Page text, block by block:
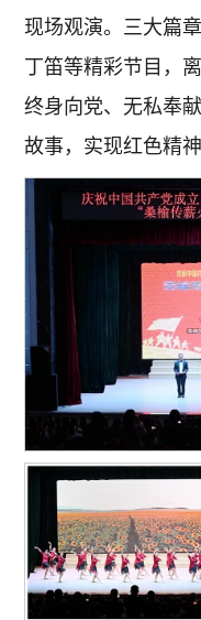
现场观演。三大篇
丁笛等精彩节目，
终身向党、无私奉
故事，实现红色精